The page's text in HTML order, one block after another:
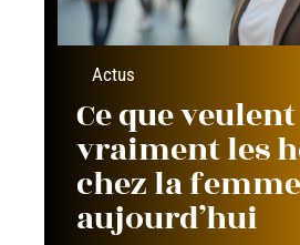
Actus
Ce que veulent
vraiment les
chez la
aujourd’hui